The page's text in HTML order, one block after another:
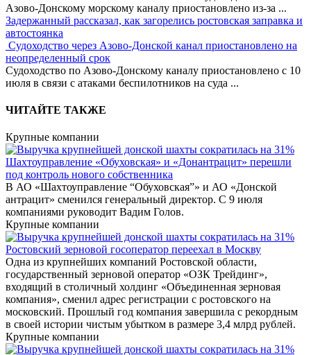
Азово-Донскому морскому каналу приостановлено из-за ...
Задержанный рассказал, как загорелись ростовская заправка и
автостоянка
Судоходство через Азово-Донской канал приостановлено на
неопределенный срок
Судоходство по Азово-Донскому каналу приостановлено с 10
июля в связи с атаками беспилотников на суда ...
ЧИТАЙТЕ ТАКЖЕ
Крупные компании
Шахтоуправление «Обуховская» и «Донантрацит» перешли
под контроль нового собственника
В АО «Шахтоуправление “Обуховская”» и АО «Донской
антрацит» сменился генеральный директор. С 9 июля
компаниями руководит Вадим Голов.
Крупные компании
Ростовский зерновой госоператор переехал в Москву
Одна из крупнейших компаний Ростовской области,
государственный зерновой оператор «ОЗК Трейдинг»,
входящий в столичный холдинг «Объединенная зерновая
компания», сменил адрес регистрации с ростовского на
московский. Прошлый год компания завершила с рекордным
в своей истории чистым убытком в размере 3,4 млрд рублей.
Крупные компании